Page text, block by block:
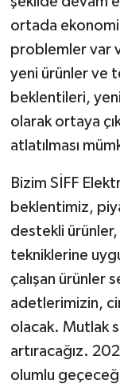
ortada
problemler var
yeni ürünler ve
beklentileri,
olarak ortaya
atlatılması
Bizim SİFF
beklentimiz,
destekli
tekniklerine
çalışan ürünler
adetlerimizin,
olacak. Mutlak
artıracağız.
olumlu